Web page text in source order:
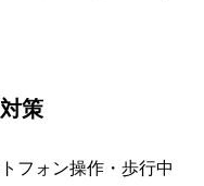
策
フォン操作・歩行中